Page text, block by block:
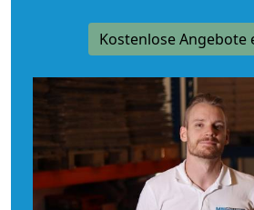
Kostenlose Angebote